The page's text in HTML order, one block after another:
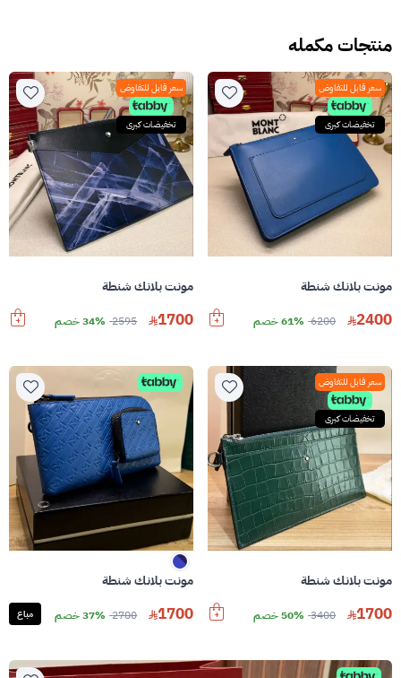
منتجات مكمله
سعر قابل للتفاوض
تخفيضات كبرى
مونت بلانك شنطة
2400
6200 61% خصم
سعر قابل للتفاوض
تخفيضات كبرى
مونت بلانك شنطة
1700
2595 34% خصم
سعر قابل للتفاوض
تخفيضات كبرى
مونت بلانك شنطة
1700
3400 50% خصم
مونت بلانك شنطة
1700
2700 37% خصم مباع